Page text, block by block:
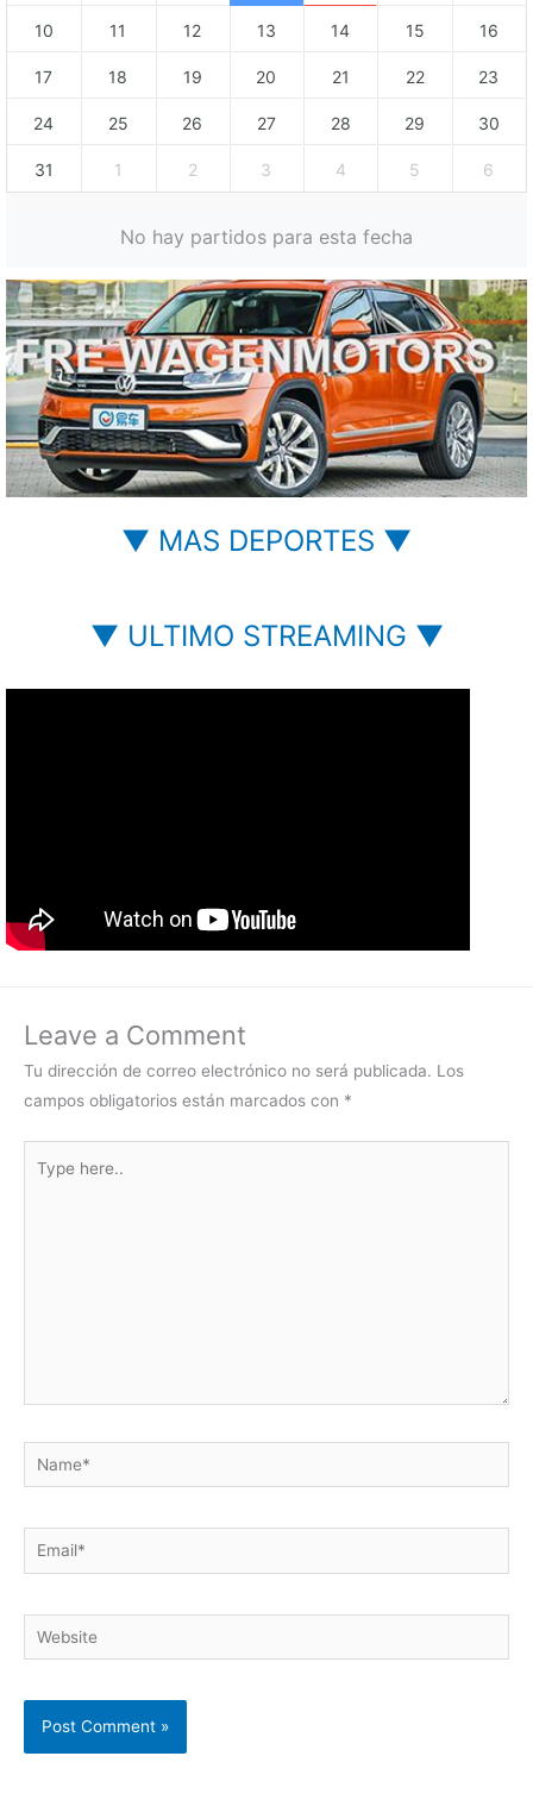
10 11 12 13 14 15 16
17 18 19 20 21 22 23
24 25 26 27 28 29 30
31 1 2 3 4 5 6
No hay partidos para esta fecha
▼ MAS DEPORTES ▼
▼ ULTIMO STREAMING ▼
Leave a Comment
Tu dirección de correo electrónico no será publicada. Los
campos obligatorios están marcados con *
here..
Name*
Email*
Website